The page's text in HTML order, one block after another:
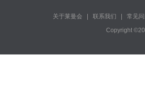
关于莱曼会 联系我们
常见
Copyright